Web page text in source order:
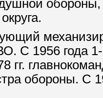
С 1956 года
гг.
обороны. С